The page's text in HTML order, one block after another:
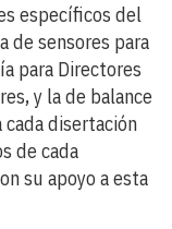
específicos del
de sensores para
para Directores
y la de balance
cada disertación
de cada
su apoyo a esta